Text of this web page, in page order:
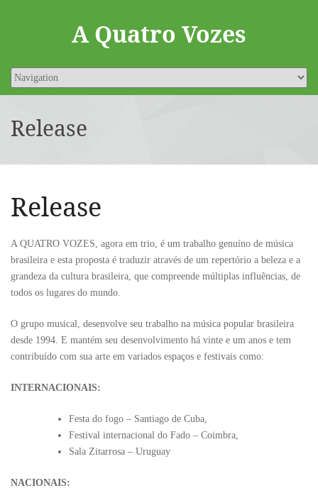
A Quatro Vozes
Release
Release
A QUATRO VOZES, agora em trio, é um trabalho genuíno de música
brasileira e esta proposta é traduzir através de um repertório a beleza e a
grandeza da cultura brasileira, que compreende múltiplas influências, de
todos os lugares do mundo.
O grupo musical, desenvolve seu trabalho na música popular brasileira
desde 1994. E mantém seu desenvolvimento há vinte e um anos e tem
contribuído com sua arte em variados espaços e festivais como:
INTERNACIONAIS:
Festa do fogo – Santiago de Cuba,
Festival internacional do Fado – Coimbra,
Sala Zitarrosa – Uruguay
NACIONAIS: